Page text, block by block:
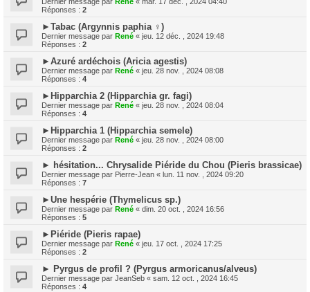
Réponses : 2
►Tabac (Argynnis paphia ♀)
Dernier message par René « jeu. 12 déc. , 2024 19:48
Réponses : 2
►Azuré ardéchois (Aricia agestis)
Dernier message par René « jeu. 28 nov. , 2024 08:08
Réponses : 4
►Hipparchia 2 (Hipparchia gr. fagi)
Dernier message par René « jeu. 28 nov. , 2024 08:04
Réponses : 4
►Hipparchia 1 (Hipparchia semele)
Dernier message par René « jeu. 28 nov. , 2024 08:00
Réponses : 2
► hésitation... Chrysalide Piéride du Chou (Pieris brassicae)
Dernier message par Pierre-Jean « lun. 11 nov. , 2024 09:20
Réponses : 7
►Une hespérie (Thymelicus sp.)
Dernier message par René « dim. 20 oct. , 2024 16:56
Réponses : 5
►Piéride (Pieris rapae)
Dernier message par René « jeu. 17 oct. , 2024 17:25
Réponses : 2
► Pyrgus de profil ? (Pyrgus armoricanus/alveus)
Dernier message par JeanSeb « sam. 12 oct. , 2024 16:45
Réponses : 4